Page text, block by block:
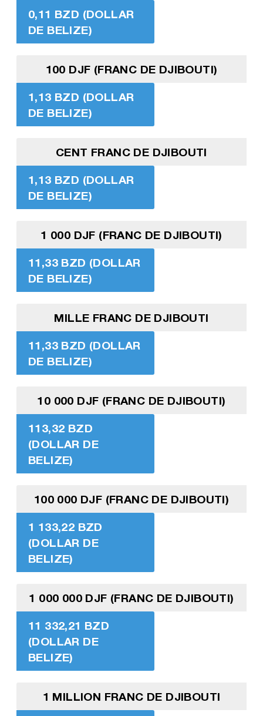
0,11 BZD (DOLLAR
DE BELIZE)
100 DJF (FRANC DE DJIBOUTI)
1,13 BZD (DOLLAR
DE BELIZE)
CENT FRANC DE DJIBOUTI
1,13 BZD (DOLLAR
DE BELIZE)
1 000 DJF (FRANC DE DJIBOUTI)
11,33 BZD (DOLLAR
DE BELIZE)
MILLE FRANC DE DJIBOUTI
11,33 BZD (DOLLAR
DE BELIZE)
10 000 DJF (FRANC DE DJIBOUTI)
113,32 BZD
(DOLLAR DE
BELIZE)
100 000 DJF (FRANC DE DJIBOUTI)
1 133,22 BZD
(DOLLAR DE
BELIZE)
1 000 000 DJF (FRANC DE DJIBOUTI)
11 332,21 BZD
(DOLLAR DE
BELIZE)
1 MILLION FRANC DE DJIBOUTI